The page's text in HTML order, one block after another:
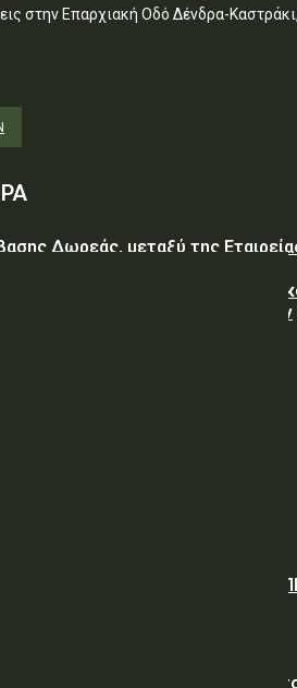
στην Επαρχιακή Οδό Δένδρα-
Δωρεάς, μεταξύ της
– Υπουργείο-Εθνικής Άμυνας-
Σχολή Μονίμων Υπαξιωματικών
για χαρτοφυλάκιο έργων
κυκλοφοριακές ρυθμίσεις